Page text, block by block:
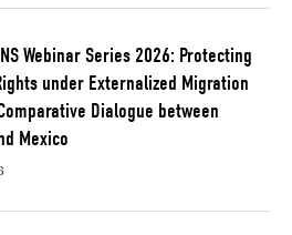
Webinar Series 2026: Protecting
under Externalized Migration
Dialogue between
Mexico